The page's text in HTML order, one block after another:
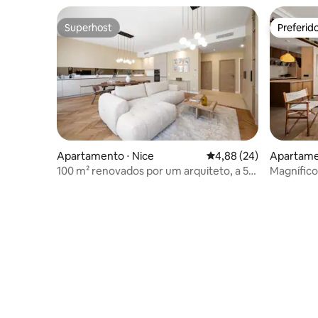
Superhost
Superhost
Apartamento ⋅ Nice 4,88 de uma avaliação
4,88 (24)
100 m² renovados por um arquiteto, a 5